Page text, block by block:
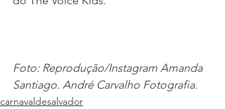
Foto: Reprodução/Instagram Amanda
Santiago. André Carvalho Fotografia.
carnavaldesalvador